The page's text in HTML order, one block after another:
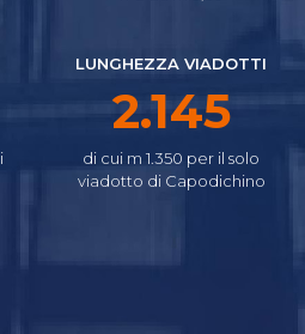
LUNGHEZZA VIADOTTI
2.475
di cui m 1.350 per il solo
viadotto di Capodichino